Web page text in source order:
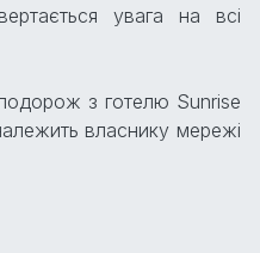
увага на всі
з готелю Sunrise
власнику мережі